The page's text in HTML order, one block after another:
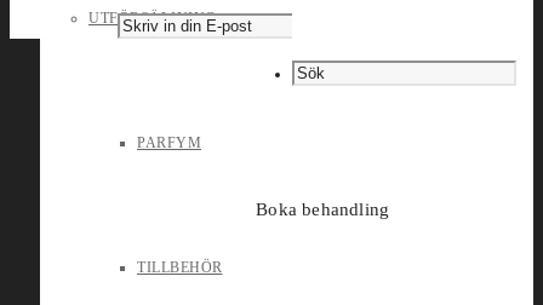
UTFÖRSÄLJNING
PARFYM
TILLBEHÖR
Boka behandling